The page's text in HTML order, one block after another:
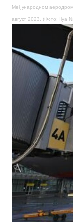
Међународном
август 2023. (Фото: Ilya